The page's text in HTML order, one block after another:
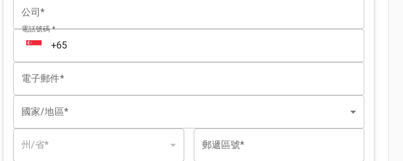
公司*
電話號碼 *
電子郵件*
國家/地區*
州/省* 郵遞區號*